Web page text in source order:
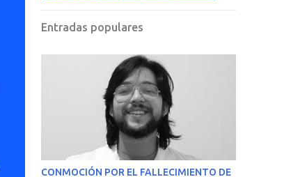
Entradas populares
CONMOCIÓN POR EL FALLECIMIENTO DE